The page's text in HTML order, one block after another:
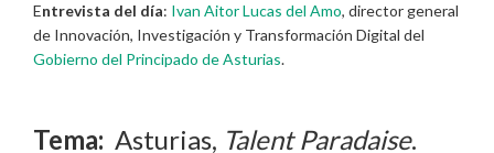
Entrevista del día: Ivan Aitor Lucas del Amo, director general
de Innovación, Investigación y Transformación Digital del
Gobierno del Principado de Asturias.
Tema: Asturias, Talent Paradaise.